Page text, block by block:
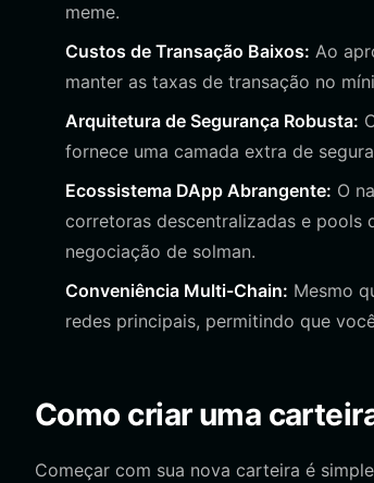
meme.
Custos de Transação Baixos: Ao
manter as taxas de transação no
Arquitetura de Segurança Robusta:
fornece uma camada extra de
Ecossistema DApp Abrangente: O
corretoras descentralizadas e pools
negociação de solman.
Conveniência Multi-Chain: Mesmo
redes principais, permitindo que
Como criar uma
Começar com sua nova carteira é